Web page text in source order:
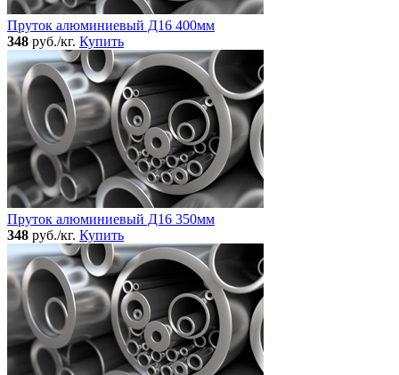
Пруток алюминиевый Д16 400мм
348 руб./кг. Купить
Пруток алюминиевый Д16 350мм
348 руб./кг. Купить